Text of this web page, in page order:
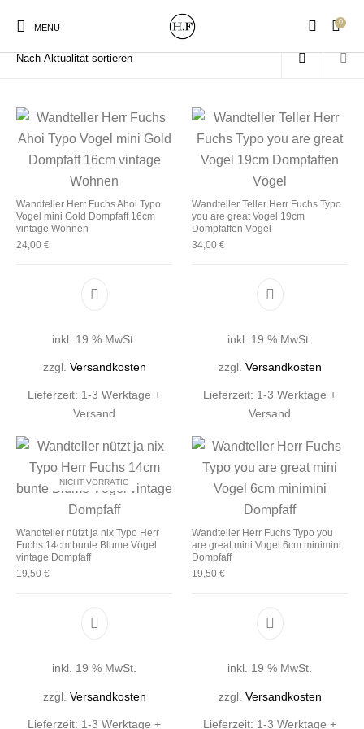
MENU
0
New Products On Sale! Wandteller Geschirrtücher
Gutscheine Magneten
Mützen / Beanies und
Start / Produkte verschlagwortet mit „Dompfaff“
Wandteller Herr Fuchs Ahoi Typo
Vogel mini Gold Dompfaff 16cm
vintage Wohnen
24,00 €
inkl. 19 % MwSt.
zzgl. Versandkosten
Lieferzeit: 1-3 Werktage +
Versand
Wandteller Teller Herr Fuchs Typo
you are great Vogel 19cm
Dompfaffen Vögel
34,00 €
inkl. 19 % MwSt.
zzgl. Versandkosten
Lieferzeit: 1-3 Werktage +
Versand
NICHT VORRÄTIG
Wandteller nützt ja nix Typo Herr
Fuchs 14cm bunte Blume Vögel
vintage Dompfaff
19,50 €
inkl. 19 % MwSt.
zzgl. Versandkosten
Lieferzeit: 1-3 Werktage +
Wandteller Herr Fuchs Typo you
are great mini Vogel 6cm minimini
Dompfaff
19,50 €
inkl. 19 % MwSt.
zzgl. Versandkosten
Lieferzeit: 1-3 Werktage +